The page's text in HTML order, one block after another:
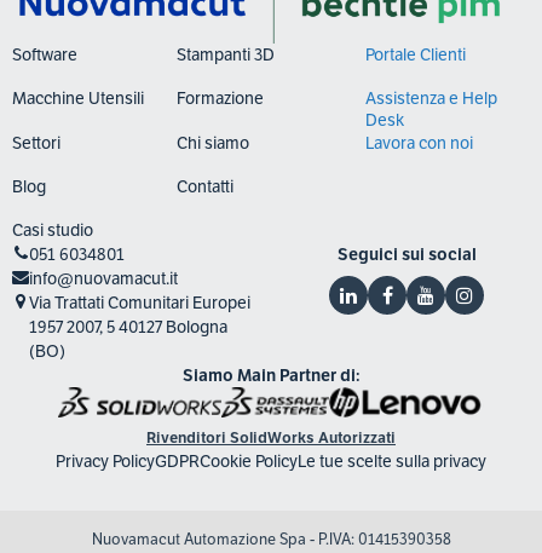
Siamo Main Partner di:
Rivenditori SolidWorks Autorizzati
051 6034801
info@nuovamacut.it
Via Trattati Comunitari Europei
1957 2007, 5 40127 Bologna
(BO)
Seguici sui social
Software Stampanti 3D
Macchine Utensili Formazione
Settori Chi siamo
Blog Contatti
Casi studio
Portale Clienti
Assistenza e Help
Desk
Lavora con noi
Privacy PolicyGDPRCookie PolicyLe tue scelte sulla privacy
Nuovamacut Automazione Spa - P.IVA: 01415390358